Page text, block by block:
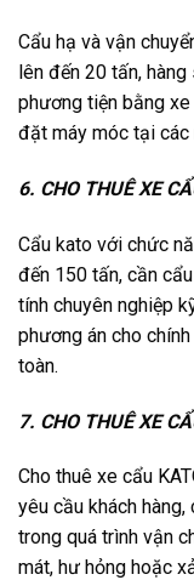
Cẩu hạ và vận
lên đến 20 tấn,
phương tiện bằng
đặt máy móc tại các
6. CHO THUÊ XE
Cẩu kato với chức
đến 150 tấn, cần
tính chuyên nghiệp
phương án cho
toàn.
7. CHO THUÊ XE
Cho thuê xe cẩu
yêu cầu khách
trong quá trình vận
mát, hư hỏng hoặc